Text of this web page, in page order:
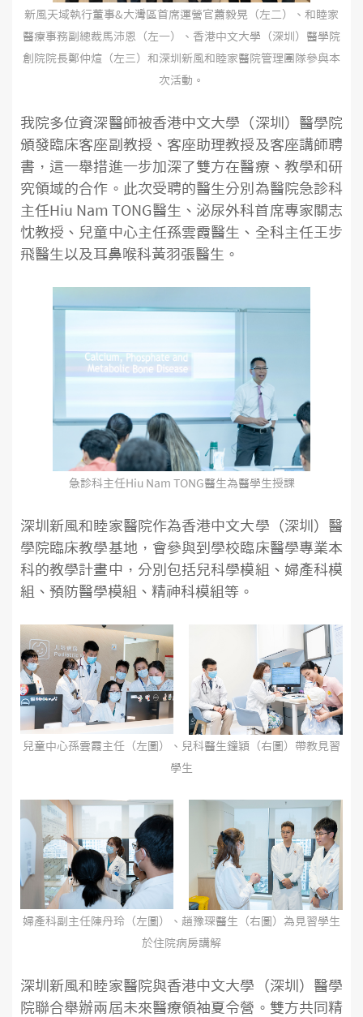
新風天域執行董事&大灣區首席運營官蕭毅晃（左二）、和睦家
醫療事務副總裁馬沛恩（左一）、香港中文大學（深圳）醫學院
創院院長鄭仲煊（左三）和深圳新風和睦家醫院管理團隊參與本
次活動。
我院多位資深醫師被香港中文大學（深圳）醫學院
頒發臨床客座副教授、客座助理教授及客座講師聘
書，這一舉措進一步加深了雙方在醫療、教學和研
究領域的合作。此次受聘的醫生分別為醫院急診科
主任Hiu Nam TONG醫生、泌尿外科首席專家關志
忱教授、兒童中心主任孫雲霞醫生、全科主任王步
飛醫生以及耳鼻喉科黃羽張醫生。
急診科主任Hiu Nam TONG醫生為醫學生授課
深圳新風和睦家醫院作為香港中文大學（深圳）醫
學院臨床教學基地，會參與到學校臨床醫學專業本
科的教學計畫中，分別包括兒科學模組、婦產科模
組、預防醫學模組、精神科模組等。
兒童中心孫雲霞主任（左圖）、兒科醫生鐘穎（右圖）帶教見習
學生
婦產科副主任陳丹玲（左圖）、趙豫琛醫生（右圖）為見習學生
於住院病房講解
深圳新風和睦家醫院與香港中文大學（深圳）醫學
院聯合舉辦兩屆未來醫療領袖夏令營。雙方共同精